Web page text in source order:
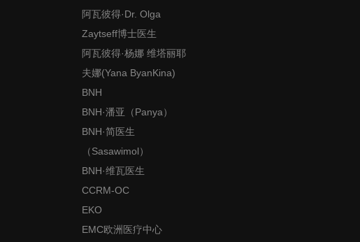
阿瓦彼得·Dr. Olga
Zaytseff博士医生
阿瓦彼得·杨娜 维塔丽耶
夫娜(Yana ByanKina)
BNH
BNH·潘亚（Panya）
BNH·简医生
（Sasawimol）
BNH·维瓦医生
CCRM-OC
EKO
EMC欧洲医疗中心